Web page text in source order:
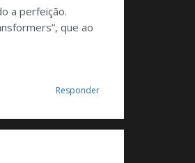
a perfeição.
que ao
Responder